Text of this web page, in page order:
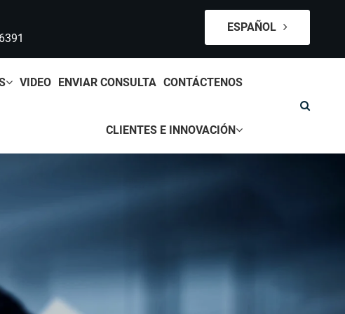
ESPAÑOL
VIDEO ENVIAR CONSULTA CONTÁCTENOS
CLIENTES E INNOVACIÓN